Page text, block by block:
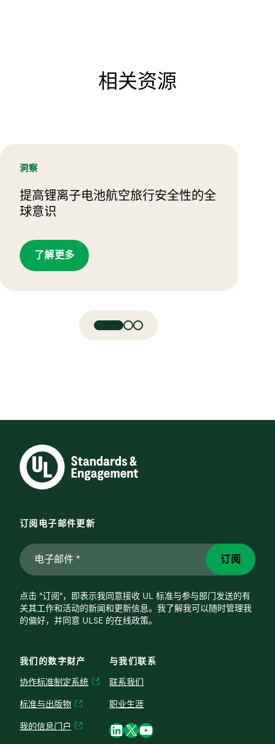
相关资源
洞察
提高锂离子电池航空旅行安全性的全
球意识
了解更多
订阅电子邮件更新
电
子
件
**
点击 "订阅"，即表示我同意接收 UL 标准与参与部门发送的有
关其工作和活动的新闻和更新信息。我了解我可以随时管理我
的偏好，并同意 ULSE 的在线政策。
订阅
我们的数字财产
协作标准制定系统
标准与出版物
我的信息门户
与我们联系
联系我们
职业生涯
LinkedIn
X YouTube